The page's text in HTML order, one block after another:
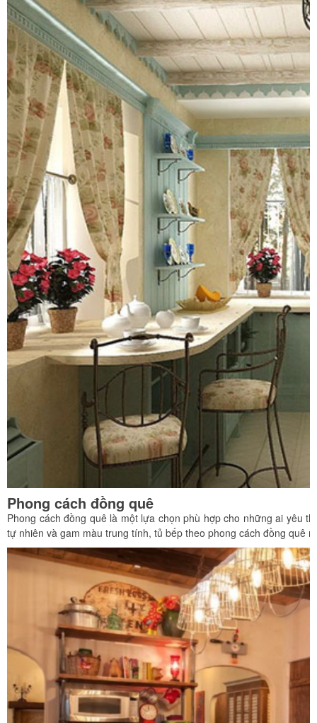
Phong cách đồng quê
Phong cách đồng quê là một lựa chọn phù hợp cho những ai yêu
tự nhiên và gam màu trung tính, tủ bếp theo phong cách đồng quê